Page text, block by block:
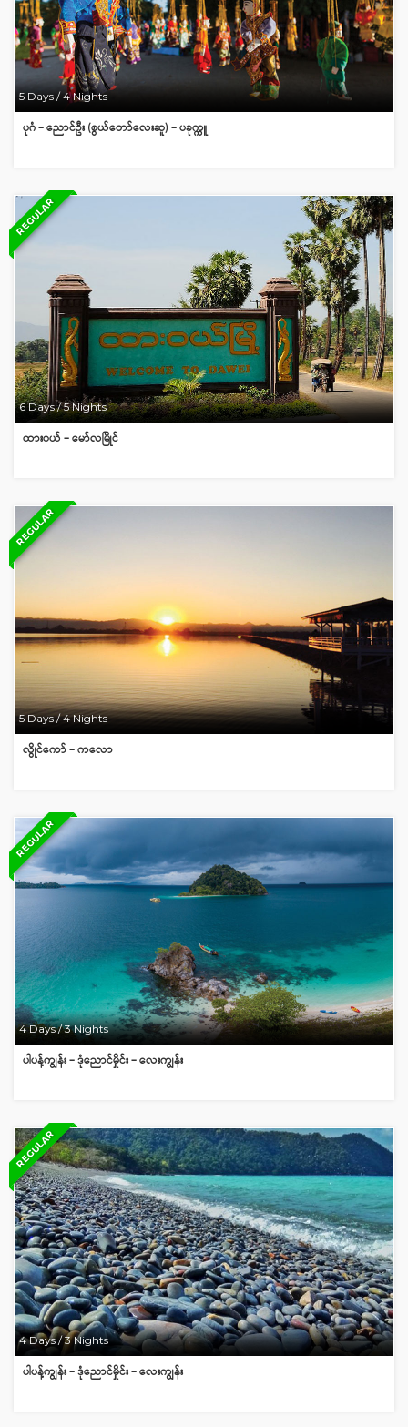
5 Days / 4 Nights
ပုဂံ – ညောင်ဦး (စွယ်တော်လေးဆူ) – ပခုက္ကူ
REGULAR
6 Days / 5 Nights
ထားဝယ် – မော်လမြိုင်
REGULAR
5 Days / 4 Nights
လွိုင်ကော် – ကလော
REGULAR
4 Days / 3 Nights
ပါပန့်ကျွန်း – ဒုံညောင်မှိုင်း – လေးကျွန်း
REGULAR
4 Days / 3 Nights
ပါပန့်ကျွန်း – ဒုံညောင်မှိုင်း – လေးကျွန်း